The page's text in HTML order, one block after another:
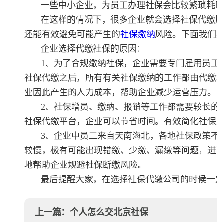
一些中小企业，为员工办理社保会比较繁琐
在这样的情况下，很多企业就会选择社保代
还能有效避免可能产生的社保缴纳风险。下面我
企业选择代缴社保的原因：
1、为了合规缴纳社保，企业需要专门雇用
社保代缴之后，所有有关社保缴纳的工作都由代
业因此产生的人力成本，帮助企业减少运营压力。
2、社保增员、缴纳、报销等工作都需要较长
社保代缴平台，企业可以节省时间。有效简化社
3、企业中员工来自天南海北，各地社保政策
较慢，极有可能出现错缴、少缴、漏缴等问题，
地帮助企业规避社保断缴风险。
最后提醒大家，在选择社保代缴公司的时候
上一篇： 个人怎么交北京社保